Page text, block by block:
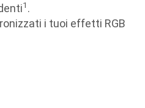
1 .
i tuoi effetti RGB